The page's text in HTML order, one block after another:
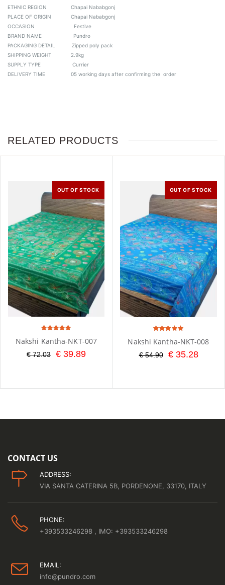
ETHNIC REGION Chapai Nababgonj
PLACE OF ORIGIN Chapai Nababgonj
OCCASION Festive
BRAND NAME Pundro
PACKAGING DETAIL Zipped poly pack
SHIPPING WEIGHT 2.9kg
SUPPLY TYPE Currier
DELIVERY TIME 05 working days after confirming the order
RELATED PRODUCTS
OUT OF STOCK
Nakshi Kantha-NKT-007
€ 72.03 € 39.89
OUT OF STOCK
Nakshi Kantha-NKT-008
€ 54.90 € 35.28
CONTACT US
ADDRESS:
VIA SANTA CATERINA 5B, PORDENONE, 33170, ITALY
PHONE:
+393533246298
, IMO: +393533246298
EMAIL:
info@pundro.com